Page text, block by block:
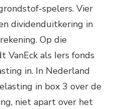
spelers. Vier
dividenduitkering in
Op die
VanEck als Iers fonds
in. In Nederland
in box 3 over de
niet apart over het